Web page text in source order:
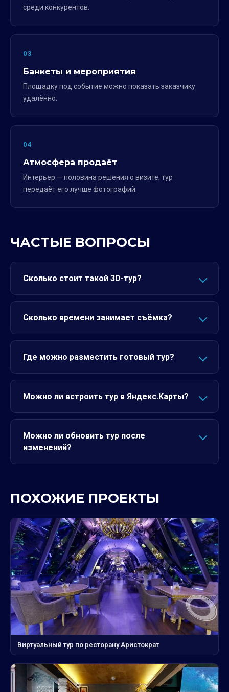
среди конкурентов.
03
Банкеты и мероприятия
Площадку под событие можно показать заказчику
удалённо.
04
Атмосфера продаёт
Интерьер — половина решения о визите; тур
передаёт его лучше фотографий.
ЧАСТЫЕ ВОПРОСЫ
Сколько стоит такой 3D-тур?
Сколько времени занимает съёмка?
Где можно разместить готовый тур?
Можно ли встроить тур в Яндекс.Карты?
Можно ли обновить тур после
изменений?
ПОХОЖИЕ ПРОЕКТЫ
Виртуальный тур по ресторану Аристократ